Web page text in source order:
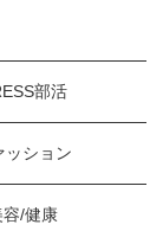
部活
ッション
容/健康